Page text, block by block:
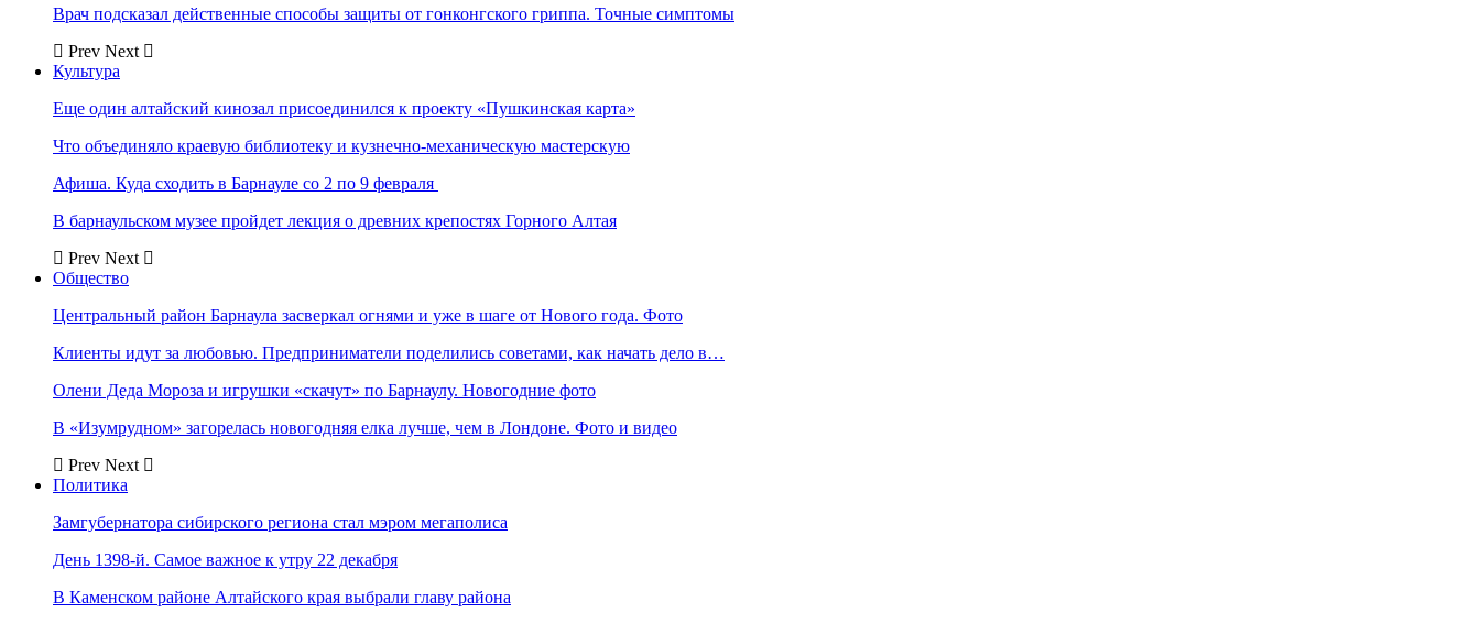
Врач подсказал действенные способы защиты от гонконгского гриппа. Точные симптомы
Prev Next
Культура
Еще один алтайский кинозал присоединился к проекту «Пушкинская карта»
Что объединяло краевую библиотеку и кузнечно-механическую мастерскую
Афиша. Куда сходить в Барнауле со 2 по 9 февраля
В барнаульском музее пройдет лекция о древних крепостях Горного Алтая
Prev Next
Общество
Центральный район Барнаула засверкал огнями и уже в шаге от Нового года. Фото
Клиенты идут за любовью. Предприниматели поделились советами, как начать дело в…
Олени Деда Мороза и игрушки «скачут» по Барнаулу. Новогодние фото
В «Изумрудном» загорелась новогодняя елка лучше, чем в Лондоне. Фото и видео
Prev Next
Политика
Замгубернатора сибирского региона стал мэром мегаполиса
День 1398-й. Самое важное к утру 22 декабря
В Каменском районе Алтайского края выбрали главу района